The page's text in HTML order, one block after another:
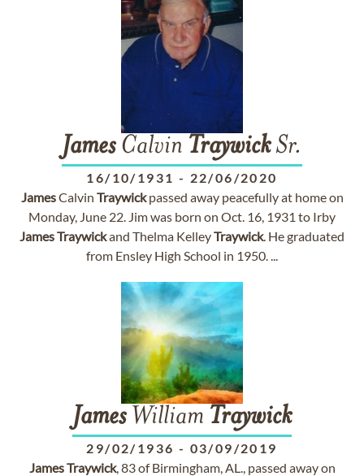
JamesCalvin TraywickSr.
16/10/1931 - 22/06/2020
JamesCalvin Traywickpassed away peacefully at home on
Monday, June 22. Jim was born on Oct. 16, 1931 to Irby
JamesTraywickand Thelma KelleyTraywick. He graduated
from Ensley High School in 1950. ...
JamesWilliam Traywick
29/02/1936 - 03/09/2019
JamesTraywick, 83 of Birmingham, AL., passed away on